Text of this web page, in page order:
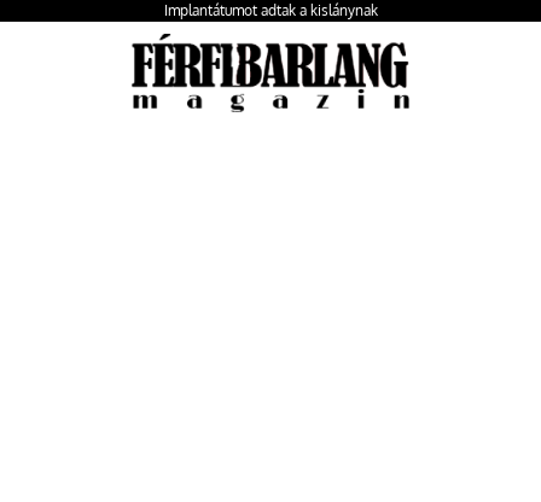
Implantátumot adtak a kislánynak